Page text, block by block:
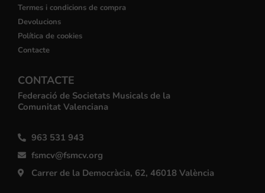
Termes i condicions de compra
Devolucions
Política de cookies
Contacte
CONTACTE
Federació de Societats Musicals de la
Comunitat Valenciana
963 531 943
fsmcv@fsmcv.org
Carrer de la Democràcia, 62, 46018 València